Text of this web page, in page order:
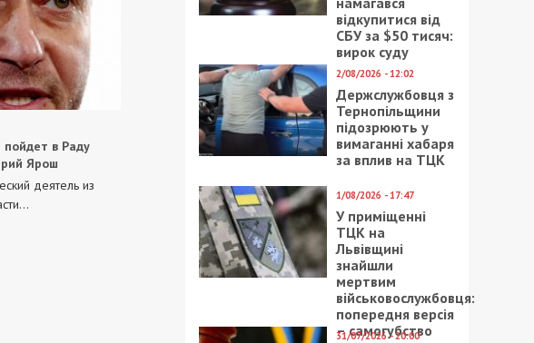
пойдет в Раду
Ярош
деятель из
відкупитися від
СБУ за $50 тисяч:
вирок суду
2/08/2026 - 12:02
Держслужбовця з
Тернопільщини
підозрюють у
вимаганні хабаря
за вплив на ТЦК
1/08/2026 - 17:47
У приміщенні
ТЦК на
Львівщині
знайшли
мертвим
військовослужбовця:
попередня версія
– самогубство
31/07/2026 - 20:00